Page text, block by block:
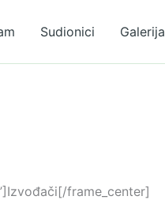
Sudionici Galerija
frame_center]